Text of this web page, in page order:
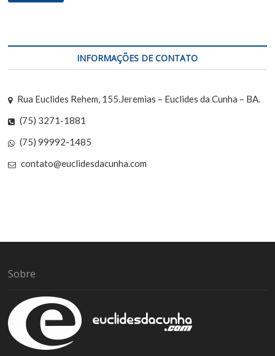
INFORMAÇÕES DE CONTATO
Rua Euclides Rehem, 155.Jeremias – Euclides da Cunha – BA.
(75) 3271-1881
(75) 99992-1485
contato@euclidesdacunha.com
Sobre